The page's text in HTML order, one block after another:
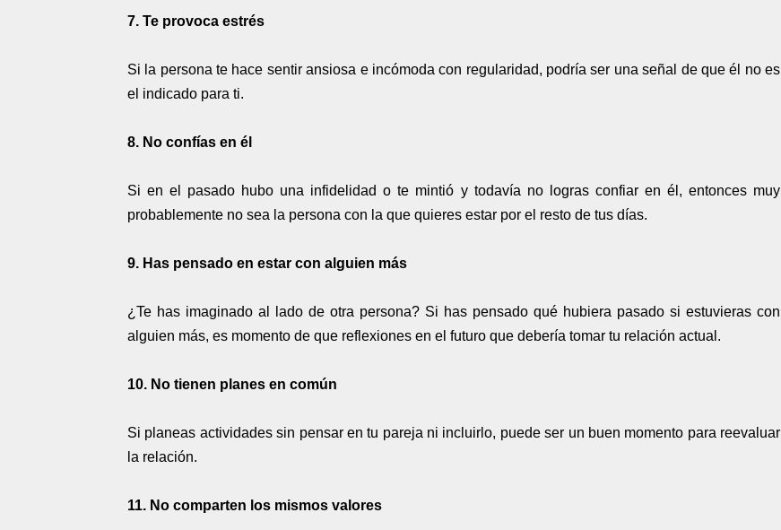
7. Te provoca estrés
Si la persona te hace sentir ansiosa e incómoda con regularidad, podría ser una señal de que él no es
el indicado para ti.
8. No confías en él
Si en el pasado hubo una infidelidad o te mintió y todavía no logras confiar en él, entonces muy
probablemente no sea la persona con la que quieres estar por el resto de tus días.
9. Has pensado en estar con alguien más
¿Te has imaginado al lado de otra persona? Si has pensado qué hubiera pasado si estuvieras con
alguien más, es momento de que reflexiones en el futuro que debería tomar tu relación actual.
10. No tienen planes en común
Si planeas actividades sin pensar en tu pareja ni incluirlo, puede ser un buen momento para reevaluar
la relación.
11. No comparten los mismos valores